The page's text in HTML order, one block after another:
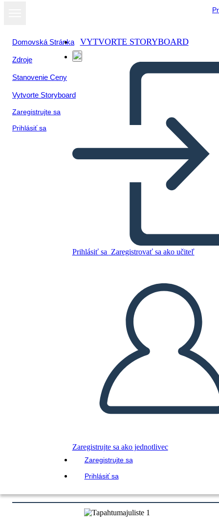
Domovská Stránka
Zdroje
Stanovenie Ceny
Vytvorte Storyboard
Zaregistrujte sa
Prihlásiť sa
VYTVORTE STORYBOARD
Prihlásiť sa Zaregistrovať sa ako učiteľ
Zaregistrujte sa ako jednotlivec
Zaregistrujte sa
Prihlásiť sa
Tapahtumajuliste 1
Skopírujte tento Storyboard
VYTVORIŤ STORYBOARD